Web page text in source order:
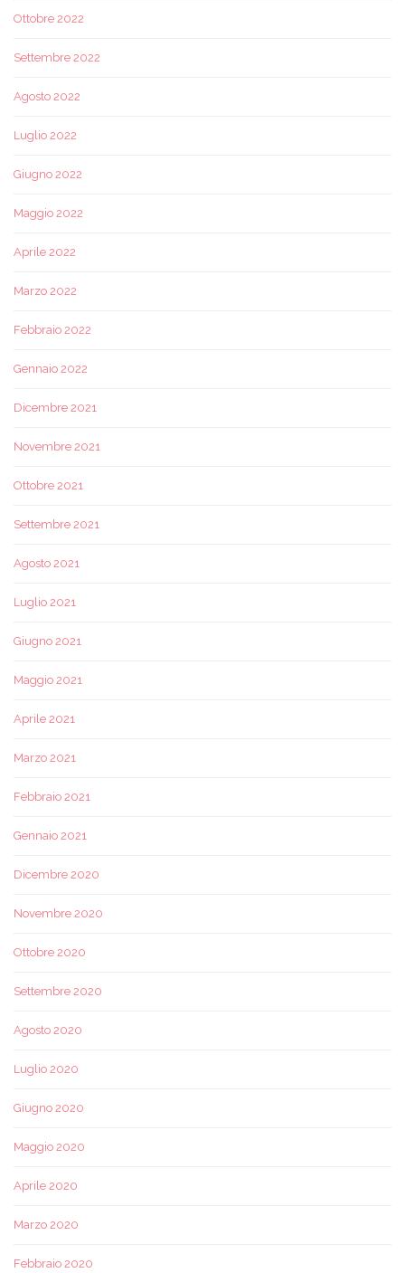
Ottobre 2022
Settembre 2022
Agosto 2022
Luglio 2022
Giugno 2022
Maggio 2022
Aprile 2022
Marzo 2022
Febbraio 2022
Gennaio 2022
Dicembre 2021
Novembre 2021
Ottobre 2021
Settembre 2021
Agosto 2021
Luglio 2021
Giugno 2021
Maggio 2021
Aprile 2021
Marzo 2021
Febbraio 2021
Gennaio 2021
Dicembre 2020
Novembre 2020
Ottobre 2020
Settembre 2020
Agosto 2020
Luglio 2020
Giugno 2020
Maggio 2020
Aprile 2020
Marzo 2020
Febbraio 2020